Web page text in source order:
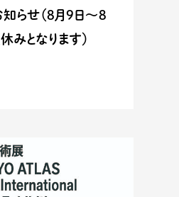
らせ（8月9日〜8
みとなります）